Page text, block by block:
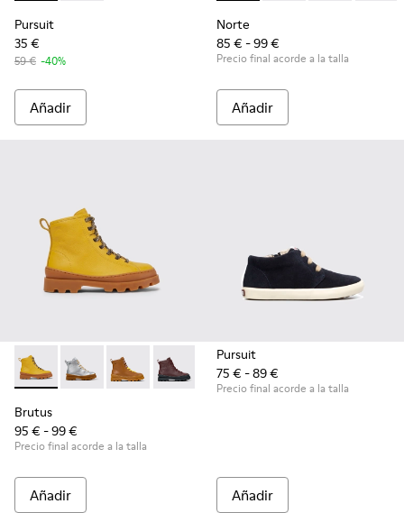
Pursuit
35 €
59 € -40%
Añadir
Norte
85 € - 99 €
Precio final acorde a la talla
Añadir
Brutus - K900179-012 - Botas de piel en color amarillo
Brutus - K900179-035
Brutus - K900179-032
Brutus - K900179-031
Brutus - K900179-027
Brutus - K900179-026
Brutus
95 € - 99 €
Precio final acorde a la talla
Añadir
Pursuit
75 € - 89 €
Precio final acorde a la talla
Añadir